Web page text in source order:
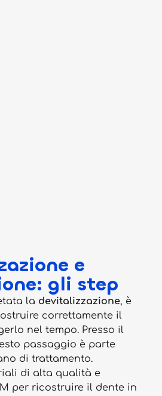
e
gli step
la devitalizzazione, è
correttamente il
nel tempo. Presso il
passaggio è parte
di trattamento.
di alta qualità e
per ricostruire il dente in